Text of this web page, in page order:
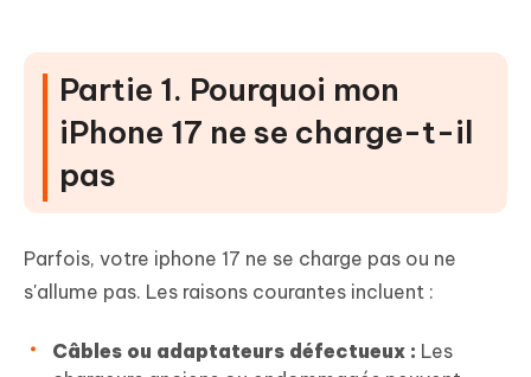
l'iPhone 17
Partie 5. FAQ sur l'iPhone 17 qui ne se
charge pas
Partie 1. Pourquoi mon
iPhone 17 ne se charge-t-il
pas
Parfois, votre iphone 17 ne se charge pas ou ne
s'allume pas. Les raisons courantes incluent :
Câbles ou adaptateurs défectueux : Les